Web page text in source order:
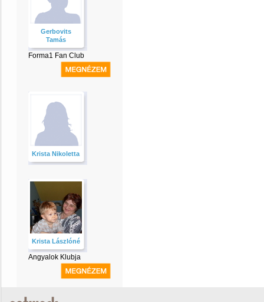
Gerbovits
Tamás
Forma1 Fan Club
Krista Nikoletta
Krista Lászlóné
Angyalok Klubja